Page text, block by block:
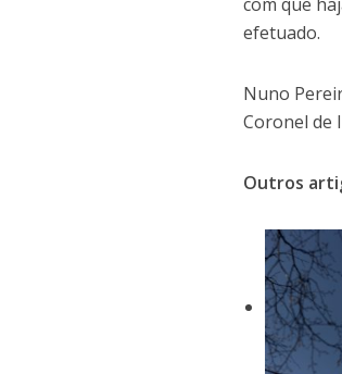
efetuado.
Nuno
Coronel de
Outros